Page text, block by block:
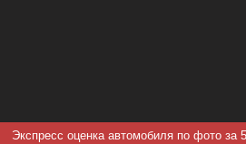
Экспресс оценка автомобиля по фото за